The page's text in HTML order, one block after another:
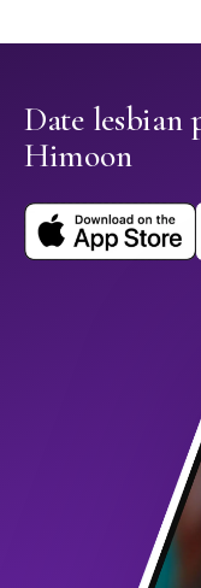
Date lesbian
Himoon